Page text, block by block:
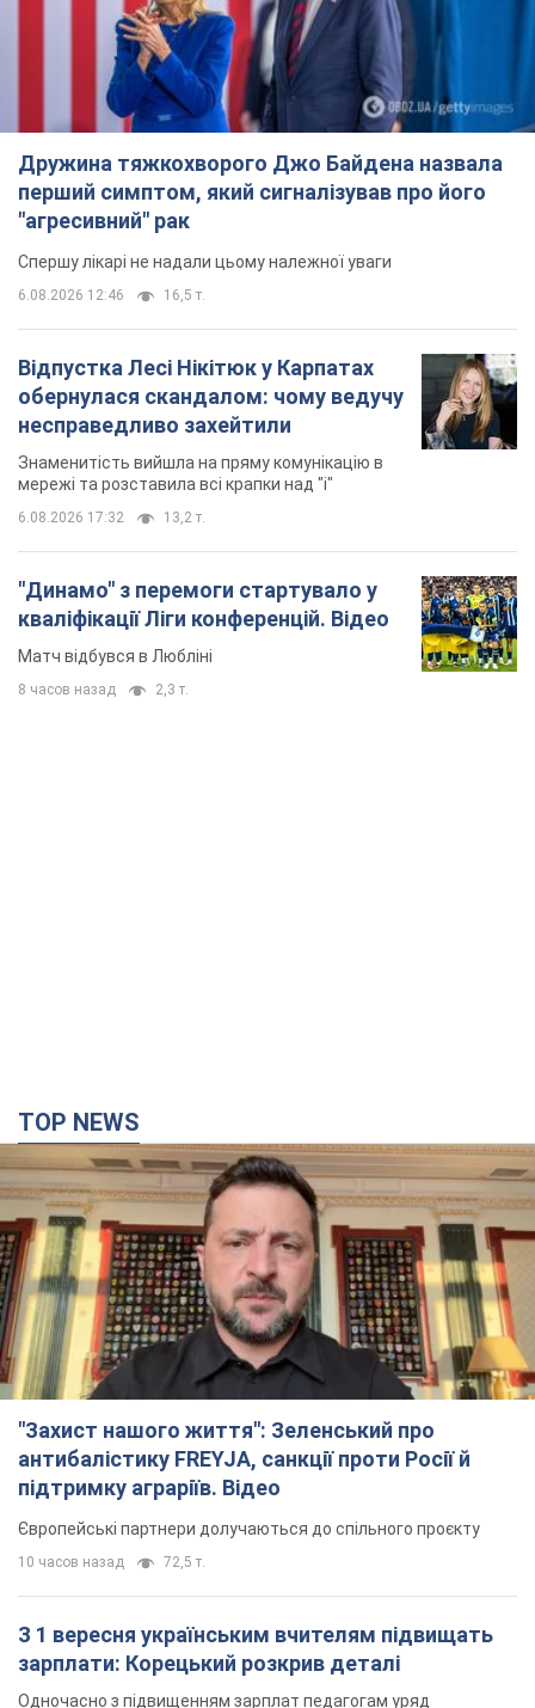
Спершу лікарі не надали цьому належної уваги
6.08.2026 12:46 16,5 т.
Відпустка Лесі Нікітюк у Карпатах
обернулася скандалом: чому ведучу
несправедливо захейтили
Знаменитість вийшла на пряму комунікацію в
"Динамо" з перемоги стартувало у
кваліфікації Ліги конференцій. Відео
Матч відбувся в Любліні
8 часов назад 2,3 т.
"Захист нашого життя": Зеленський про
антибалістику FREYJA, санкції проти Росії й
підтримку аграріїв. Відео
Європейські партнери долучаються до спільного проєкту
10 часов назад 72,5 т.
З 1 вересня українським вчителям підвищать
зарплати: Корецький розкрив деталі
Одночасно з підвищенням зарплат педагогам уряд
анонсував збільшення студентських стипендій
6 часов назад
"Нам теж вони потрібні": Трамп відповів на
прохання Зеленського щодо передачі Україні
ракет для Patriot